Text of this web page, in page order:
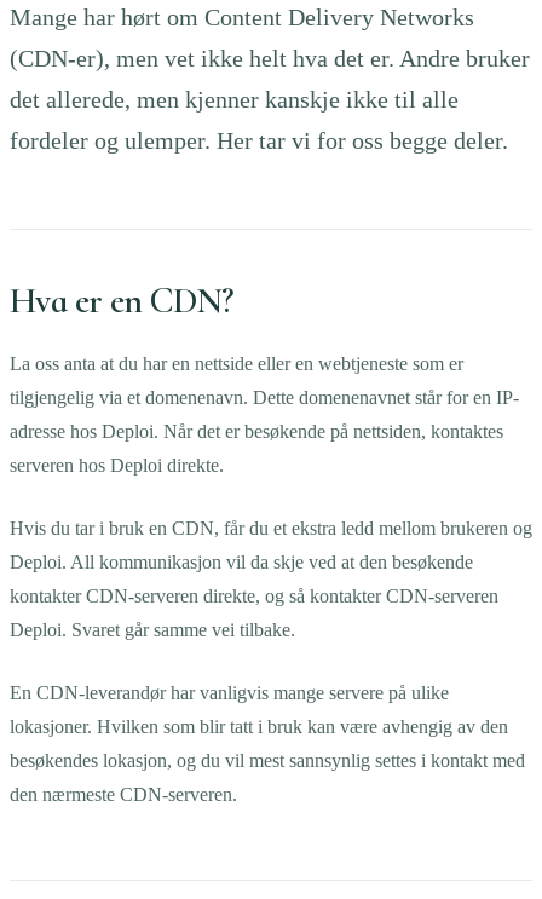
Mange har hørt om Content Delivery Networks
(CDN-er), men vet ikke helt hva det er. Andre bruker
det allerede, men kjenner kanskje ikke til alle
fordeler og ulemper. Her tar vi for oss begge deler.
Hva er en CDN?
La oss anta at du har en nettside eller en webtjeneste som er
tilgjengelig via et domenenavn. Dette domenenavnet står for en IP-
adresse hos Deploi. Når det er besøkende på nettsiden, kontaktes
serveren hos Deploi direkte.
Hvis du tar i bruk en CDN, får du et ekstra ledd mellom brukeren og
Deploi. All kommunikasjon vil da skje ved at den besøkende
kontakter CDN-serveren direkte, og så kontakter CDN-serveren
Deploi. Svaret går samme vei tilbake.
En CDN-leverandør har vanligvis mange servere på ulike
lokasjoner. Hvilken som blir tatt i bruk kan være avhengig av den
besøkendes lokasjon, og du vil mest sannsynlig settes i kontakt med
den nærmeste CDN-serveren.